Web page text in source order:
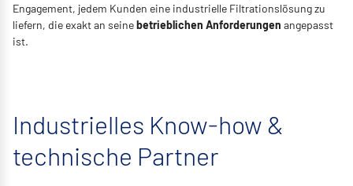
Engagement, jedem Kunden eine industrielle Filtrationslösung zu
liefern, die exakt an seinebetrieblichen Anforderungen angepasst
ist.
Industrielles Know-how &
technische Partner